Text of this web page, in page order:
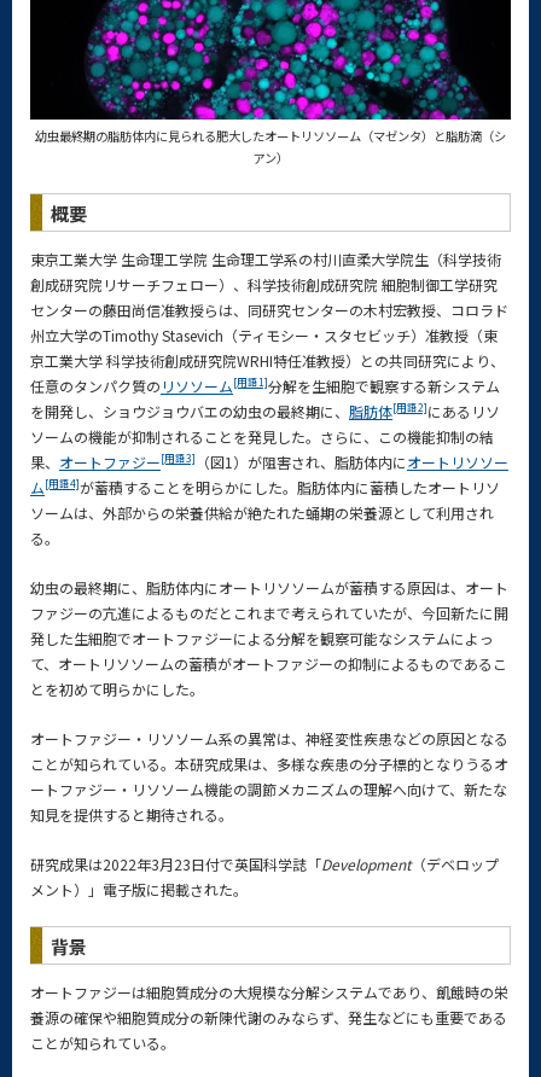
幼虫最終期の脂肪体内に見られる肥大したオートリソソーム（マゼンタ）と脂肪滴（シ
アン）
概要
東京工業大学 生命理工学院 生命理工学系の村川直柔大学院生（科学技術
創成研究院リサーチフェロー）、科学技術創成研究院 細胞制御工学研究
センターの藤田尚信准教授らは、同研究センターの木村宏教授、コロラド
州立大学のTimothy Stasevich（ティモシー・スタセビッチ）准教授（東
京工業大学 科学技術創成研究院WRHI特任准教授）との共同研究により、
任意のタンパク質の リソソーム[用語1]分解を生細胞で観察する新システム
を開発し、ショウジョウバエの幼虫の最終期に、 脂肪体[用語2]にあるリソ
ソームの機能が抑制されることを発見した。さらに、この機能抑制の結
果、 オートファジー[用語3] （図1）が阻害され、脂肪体内にオートリソソー
ム[用語4]が蓄積することを明らかにした。脂肪体内に蓄積したオートリソ
ソームは、外部からの栄養供給が絶たれた蛹期の栄養源として利用され
る。
幼虫の最終期に、脂肪体内にオートリソソームが蓄積する原因は、オート
ファジーの亢進によるものだとこれまで考えられていたが、今回新たに開
発した生細胞でオートファジーによる分解を観察可能なシステムによっ
て、オートリソソームの蓄積がオートファジーの抑制によるものであるこ
とを初めて明らかにした。
オートファジー・リソソーム系の異常は、神経変性疾患などの原因となる
ことが知られている。本研究成果は、多様な疾患の分子標的となりうるオ
ートファジー・リソソーム機能の調節メカニズムの理解へ向けて、新たな
知見を提供すると期待される。
研究成果は2022年3月23日付で英国科学誌「Development（デベロップ
メント）」電子版に掲載された。
背景
オートファジーは細胞質成分の大規模な分解システムであり、飢餓時の栄
養源の確保や細胞質成分の新陳代謝のみならず、発生などにも重要である
ことが知られている。